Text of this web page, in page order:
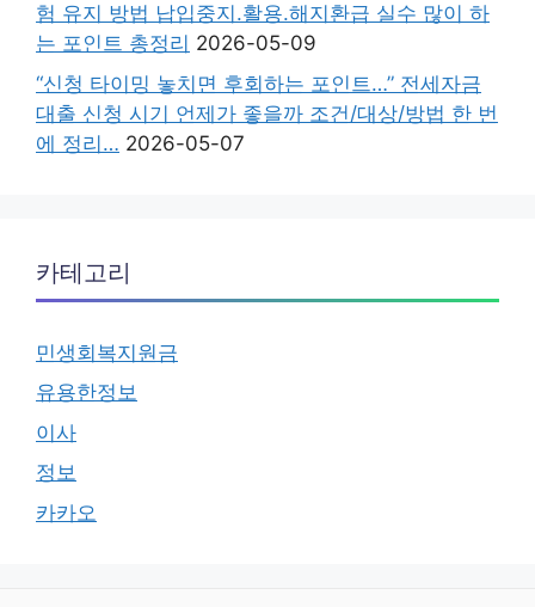
험 유지 방법 납입중지.활용.해지환급 실수 많이 하
는 포인트 총정리 2026-05-09
“신청 타이밍 놓치면 후회하는 포인트…” 전세자금
대출 신청 시기 언제가 좋을까 조건/대상/방법 한 번
에 정리… 2026-05-07
카테고리
민생회복지원금
유용한정보
이사
정보
카카오